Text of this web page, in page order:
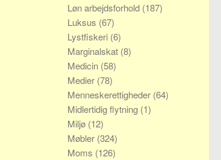
Løn arbejdsforhold (187)
Luksus (67)
Lystfiskeri (6)
Marginalskat (8)
Medicin (58)
Medier (78)
Menneskerettigheder (64)
Midlertidig flytning (1)
Miljø (12)
Møbler (324)
Moms (126)